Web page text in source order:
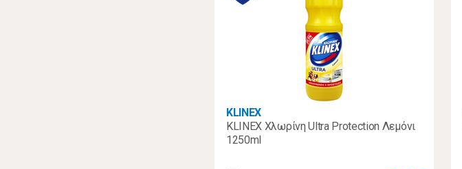
KLINEX
KLINEX Χλωρίνη Ultra Protection Λεμόνι
1250ml